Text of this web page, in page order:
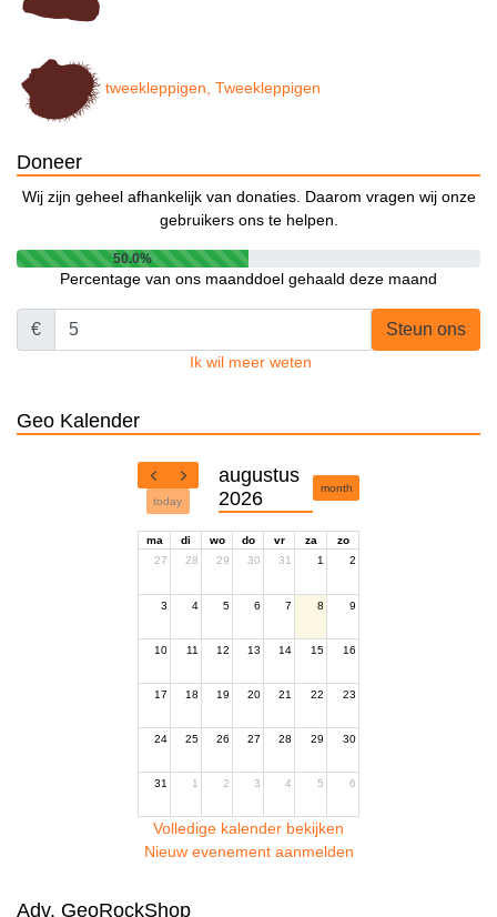
tweekleppigen, Tweekleppigen
Doneer
Wij zijn geheel afhankelijk van donaties. Daarom vragen wij onze
gebruikers ons te helpen.
50.0%
Percentage van ons maanddoel gehaald deze maand
€ Steun ons
Ik wil meer weten
Geo Kalender
today
augustus
2026
month
ma di wo do vr za
zo
27
28 29 30 31 1 2
3 4 5 6 7 8 9
10 11 12 13 14 15 16
17 18 19 20 21 22 23
24 25 26 27 28 29 30
31 1 2 3 4 5 6
Volledige kalender bekijken
Nieuw evenement aanmelden
Adv. GeoRockShop